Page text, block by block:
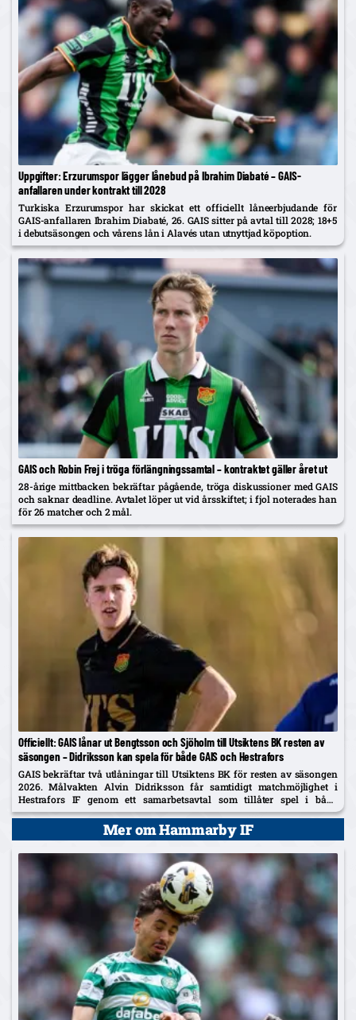
Uppgifter: Erzurumspor lägger lånebud på Ibrahim Diabaté – GAIS-
anfallaren under kontrakt till 2028
Turkiska Erzurumspor har skickat ett officiellt låneerbjudande för
GAIS-anfallaren Ibrahim Diabaté, 26. GAIS sitter på avtal till 2028; 18+5
i debutsäsongen och vårens lån i Alavés utan utnyttjad köpoption.
GAIS och Robin Frej i tröga förlängningssamtal – kontraktet gäller året ut
28-årige mittbacken bekräftar pågående, tröga diskussioner med GAIS
och saknar deadline. Avtalet löper ut vid årsskiftet; i fjol noterades han
för 26 matcher och 2 mål.
Officiellt: GAIS lånar ut Bengtsson och Sjöholm till Utsiktens BK resten av
säsongen – Didriksson kan spela för både GAIS och Hestrafors
GAIS bekräftar två utlåningar till Utsiktens BK för resten av säsongen
2026. Målvakten Alvin Didriksson får samtidigt matchmöjlighet i
Hestrafors IF genom ett samarbetsavtal som tillåter spel i båda
klubbarna.
Mer om Hammarby IF